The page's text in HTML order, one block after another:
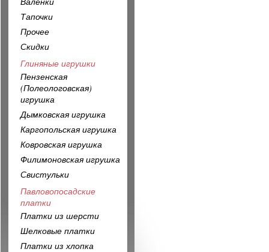
Тапочки
Прочее
Скидки
Глиняные игрушки
Пензенская
(Полеологовская)
игрушка
Дымковская игрушка
Каргопольская игрушка
Ковровская игрушка
Филимоновская игрушка
Свистульки
Павловопосадские
платки
Платки из шерсти
Шелковые платки
Платки из хлопка